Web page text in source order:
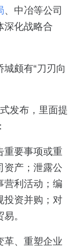
、中冶等公司
深化战略合
颇有“刀刃向
发布，里面提
重要事项或重
资产；泄露公
营利活动；编
投资并购；对
。
革、重塑企业